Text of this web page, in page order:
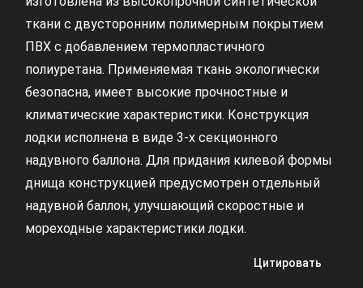
ткани с двусторонним полимерным покрытием
ПВХ с добавлением термопластичного
полиуретана. Применяемая ткань экологически
безопасна, имеет высокие прочностные и
климатические характеристики. Конструкция
лодки исполнена в виде 3-х секционного
надувного баллона. Для придания килевой формы
днища конструкцией предусмотрен отдельный
надувной баллон, улучшающий скоростные и
мореходные характеристики лодки.
Цитировать